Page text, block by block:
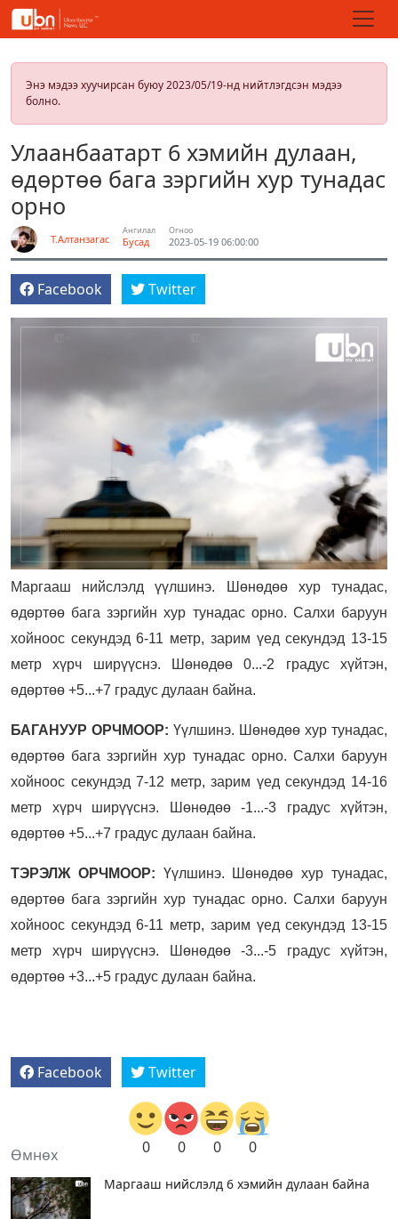
Энэ мэдээ хуучирсан буюу 2023/05/19-нд нийтлэгдсэн мэдээ
болно.
Улаанбаатарт 6 хэмийн дулаан,
өдөртөө бага зэргийн хур тунадас
орно
Т.Алтанзагас
Ангилал
Бусад
Огноо
2023-05-19 06:00:00
Facebook Twitter
Маргааш нийслэлд үүлшинэ. Шөнөдөө хур тунадас,
өдөртөө бага зэргийн хур тунадас орно. Салхи баруун
хойноос секундэд 6-11 метр, зарим үед секундэд 13-15
метр хүрч ширүүснэ. Шөнөдөө 0...-2 градус хүйтэн,
өдөртөө +5...+7 градус дулаан байна.
БАГАНУУР ОРЧМООР: Үүлшинэ. Шөнөдөө хур тунадас,
өдөртөө бага зэргийн хур тунадас орно. Салхи баруун
хойноос секундэд 7-12 метр, зарим үед секундэд 14-16
метр хүрч ширүүснэ. Шөнөдөө -1...-3 градус хүйтэн,
өдөртөө +5...+7 градус дулаан байна.
ТЭРЭЛЖ ОРЧМООР: Үүлшинэ. Шөнөдөө хур тунадас,
өдөртөө бага зэргийн хур тунадас орно. Салхи баруун
хойноос секундэд 6-11 метр, зарим үед секундэд 13-15
метр хүрч ширүүснэ. Шөнөдөө -3...-5 градус хүйтэн,
өдөртөө +3...+5 градус дулаан байна.
Facebook Twitter
0 0 0 0
Өмнөх
Маргааш нийслэлд 6 хэмийн дулаан байна